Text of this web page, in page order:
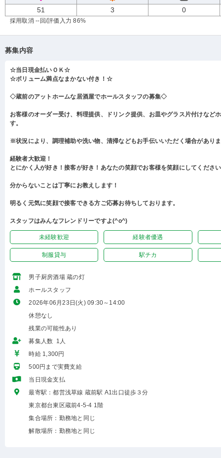
51 3 0
採用取消 --回/評価入力 86%
募集内容
☆当日現金払いＯＫ☆
☆ボリューム満点なまかない付き！☆
◇蔵前のアットホームな居酒屋でホールスタッフの募集◇
お客様のオーダー受け、料理提供、ドリンク提供、お皿やグラス片付けなど
す。
※状況により、調理補助や洗い物、清掃などもお手伝いいただく場合があり
経験者大歓迎！
とにかく人が好き！接客が好き！あなたの笑顔でお客様を笑顔にしてくださ
分からないことは丁寧にお教えします！
明るく元気に笑顔で接客できる方ご応募お待ちしております。
スタッフはみんなフレンドリーですよ(^o^)
未経験歓迎 経験者優遇
制服貸与 駅チカ
男子厨房酒場 蔵の灯
ホールスタッフ
2026年06月23日(火) 09:30～14:00
休憩なし
残業の可能性あり
募集人数 1人
時給 1,300円
500円まで実費支給
当日現金支払
最寄駅：都営浅草線 蔵前駅 A1出口徒歩３分
東京都台東区蔵前4-5-4 1階
集合場所：勤務地と同じ
解散場所：勤務地と同じ